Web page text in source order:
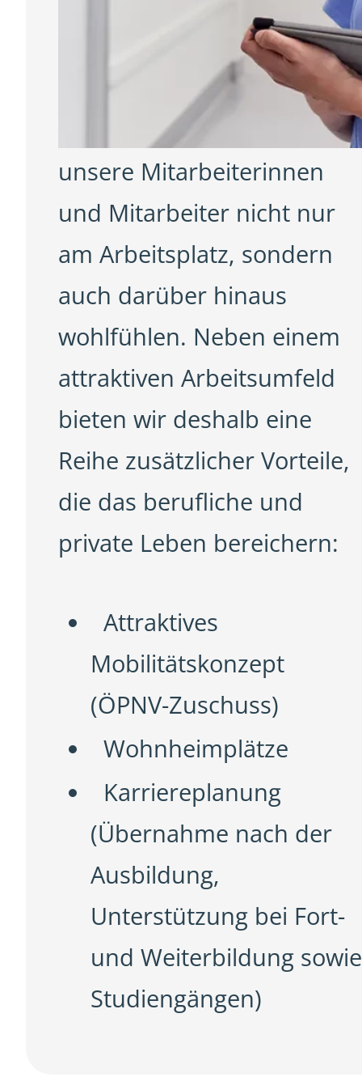
Mehr als nur ein Job: die
weiteren Vorteile bei
Uns ist es wichtig, dass sich
unsere Mitarbeiterinnen
und Mitarbeiter nicht nur
am Arbeitsplatz, sondern
auch darüber hinaus
wohlfühlen. Neben einem
attraktiven Arbeitsumfeld
bieten wir deshalb eine
Reihe zusätzlicher Vorteile,
die das berufliche und
private Leben bereichern:
Attraktives
Mobilitätskonzept
(ÖPNV-Zuschuss)
Wohnheimplätze
Karriereplanung
(Übernahme nach der
Ausbildung,
Unterstützung bei Fort-
und Weiterbildung sowie
Studiengängen)